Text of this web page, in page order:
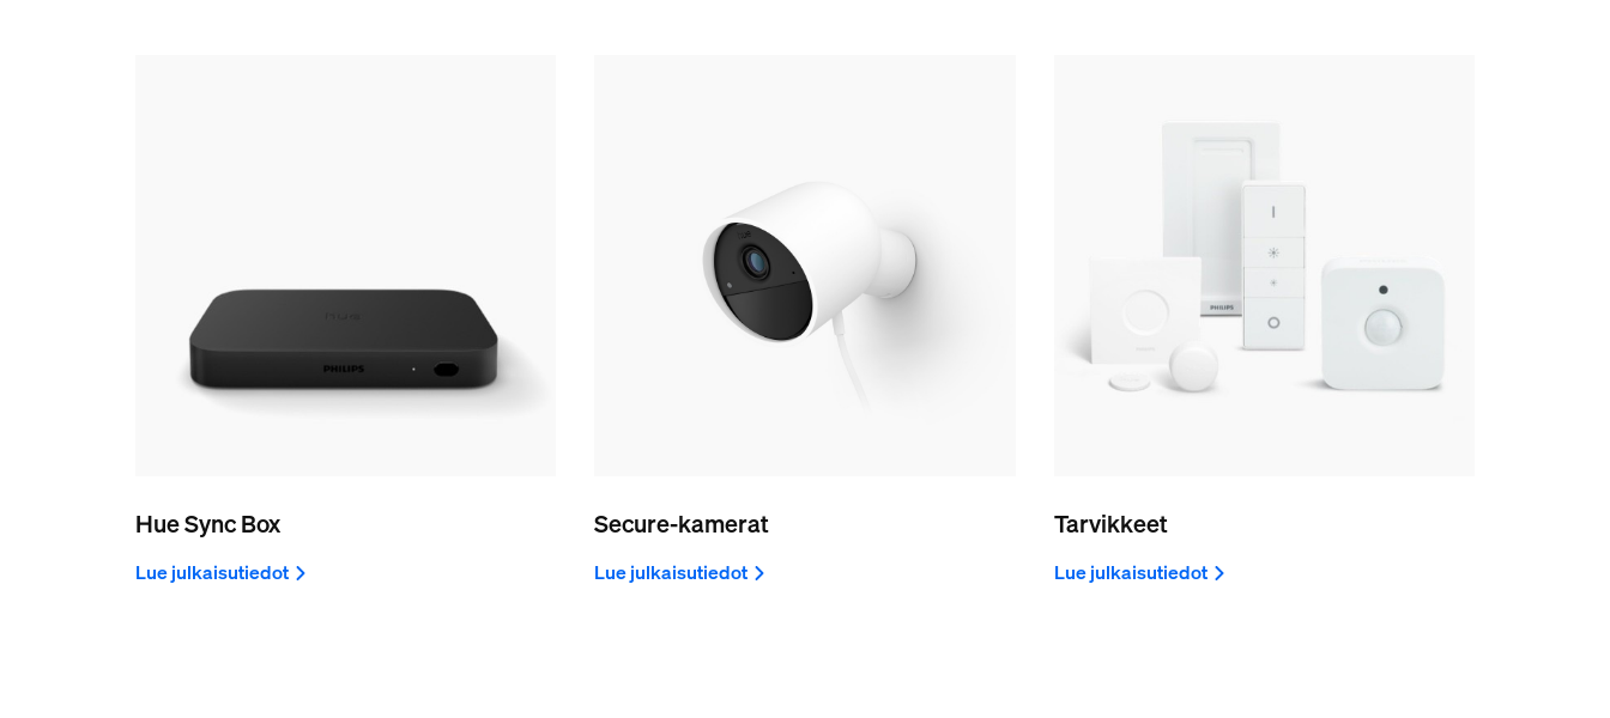
Hue Sync Box
Lue julkaisutiedot
Secure-kamerat
Lue julkaisutiedot
Tarvikkeet
Lue julkaisutiedot